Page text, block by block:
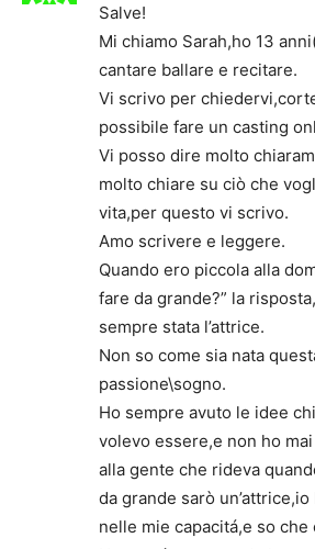
Salve!
Mi chiamo Sarah,ho 13
cantare ballare e recitare.
Vi scrivo per
possibile fare un casting
Vi posso dire molto
molto chiare su ciò che
vita,per questo vi scrivo.
Amo scrivere e leggere.
Quando ero piccola alla
fare da grande?” la
sempre stata l’attrice.
Non so come sia nata
passione\sogno.
Ho sempre avuto le idee
volevo essere,e non ho
alla gente che rideva
da grande sarò
nelle mie capacitá,e so che